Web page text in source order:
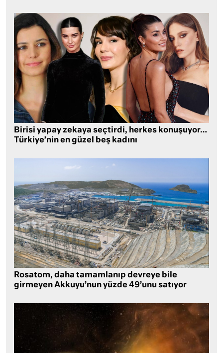
Birisi yapay zekaya seçtirdi, herkes konuşuyor…
Türkiye’nin en güzel beş kadını
Rosatom, daha tamamlanıp devreye bile
girmeyen Akkuyu’nun yüzde 49’unu satıyor